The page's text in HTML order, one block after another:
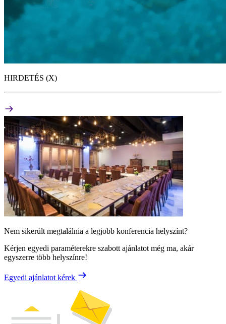
HIRDETÉS (X)
Nem sikerült megtalálnia a legjobb konferencia helyszínt?
Kérjen egyedi paraméterekre szabott ajánlatot még ma, akár
egyszerre több helyszínre!
Egyedi ajánlatot kérek